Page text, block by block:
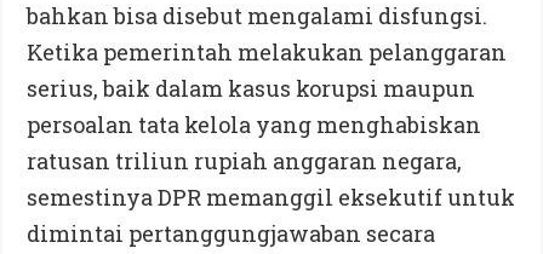
bahkan bisa disebut mengalami disfungsi.
Ketika pemerintah melakukan pelanggaran
serius, baik dalam kasus korupsi maupun
persoalan tata kelola yang menghabiskan
ratusan triliun rupiah anggaran negara,
semestinya DPR memanggil eksekutif untuk
dimintai pertanggungjawaban secara